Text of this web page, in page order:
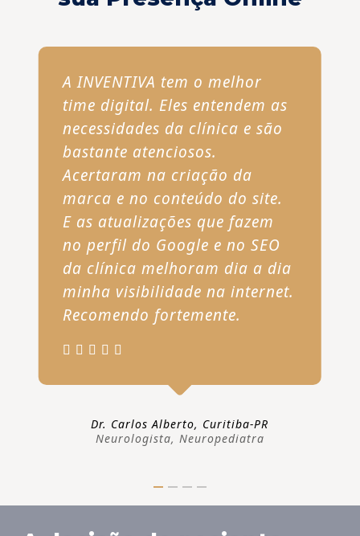
A INVENTIVA tem o melhor
time digital. Eles entendem as
necessidades da clínica e são
bastante atenciosos.
Acertaram na criação da
marca e no conteúdo do site.
E as atualizações que fazem
no perfil do Google e no SEO
da clínica melhoram dia a dia
minha visibilidade na internet.
Recomendo fortemente.
Dr. Carlos Alberto, Curitiba-PR
Neurologista, Neuropediatra